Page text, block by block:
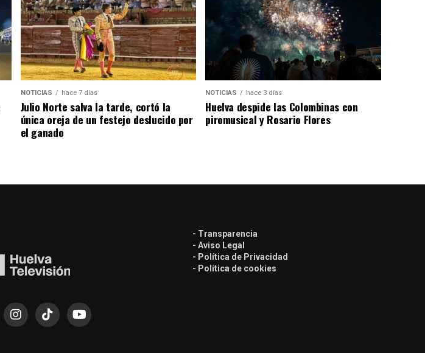
NOTICIAS hace 7 días
Julio Norte salva la tarde, cortó la
única oreja de un festejo deslucido por
el ganado
NOTICIAS hace 3 días
Huelva despide las Colombinas con
piromusical y Rosario Flores
- Transparencia
- Aviso Legal
- Política de Privacidad
- Política de cookies